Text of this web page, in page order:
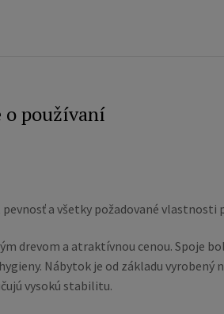
o používaní
a všetky požadované
drevom a atraktívnou cenou. Spoje
Nábytok je od základu
vysokú stabilitu.